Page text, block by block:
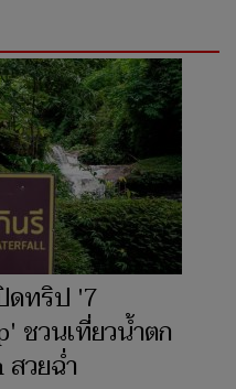
ดทริป '7
ชวนเที่ยวน้ำตก
วยฉ่ำ